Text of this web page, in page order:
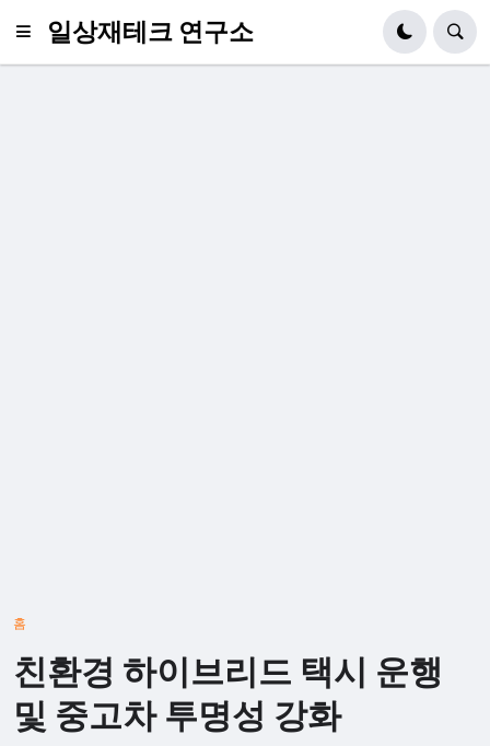
일상재테크 연구소
홈
친환경 하이브리드 택시 운행
및 중고차 투명성 강화